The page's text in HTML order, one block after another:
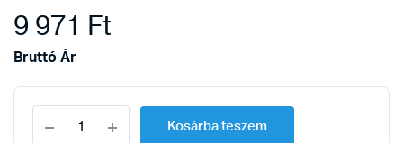
9 971 Ft
Bruttó Ár
2,0m
Kosárba teszem